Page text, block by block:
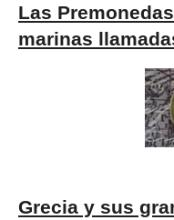
Las
marinas
Grecia y sus